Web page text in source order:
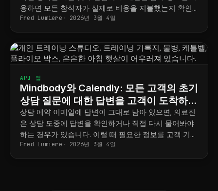
용하면 모든 참석자가 실제로 비용을 지불했는지 확인
할 수 있습니다.
Fred Lumiere 2026년 3월 4일
API 앱
Mindbody와 Calendly: 모든 고객의 초기
상담 질문에 대한 답변을 고객이 도착하기
전에 미리 준비하세요
상담 예약 이메일에 답변이 그대로 남아 있으면, 의료진
은 상담 도중에 답변을 확인하거나 직접 다시 물어봐야
하는 경우가 있습니다. 이럴 때 필요한 정보를 고객 기록
에 항상 준비해 두는 방법을 알려드립니다.
Fred Lumiere 2026년 3월 4일